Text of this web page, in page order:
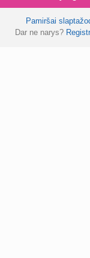
Pamiršai
Dar ne narys?